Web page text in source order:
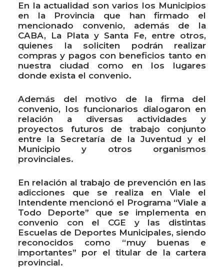
En la actualidad son varios los Municipios
en la Provincia que han firmado el
mencionado convenio, además de la
CABA, La Plata y Santa Fe, entre otros,
quienes la soliciten podrán realizar
compras y pagos con beneficios tanto en
nuestra ciudad como en los lugares
donde exista el convenio.
Además del motivo de la firma del
convenio, los funcionarios dialogaron en
relación a diversas actividades y
proyectos futuros de trabajo conjunto
entre la Secretaría de la Juventud y el
Municipio y otros organismos
provinciales.
En relación al trabajo de prevención en las
adicciones que se realiza en Viale el
Intendente mencionó el Programa “Viale a
Todo Deporte” que se implementa en
convenio con el CGE y las distintas
Escuelas de Deportes Municipales, siendo
reconocidos como “muy buenas e
importantes” por el titular de la cartera
provincial.